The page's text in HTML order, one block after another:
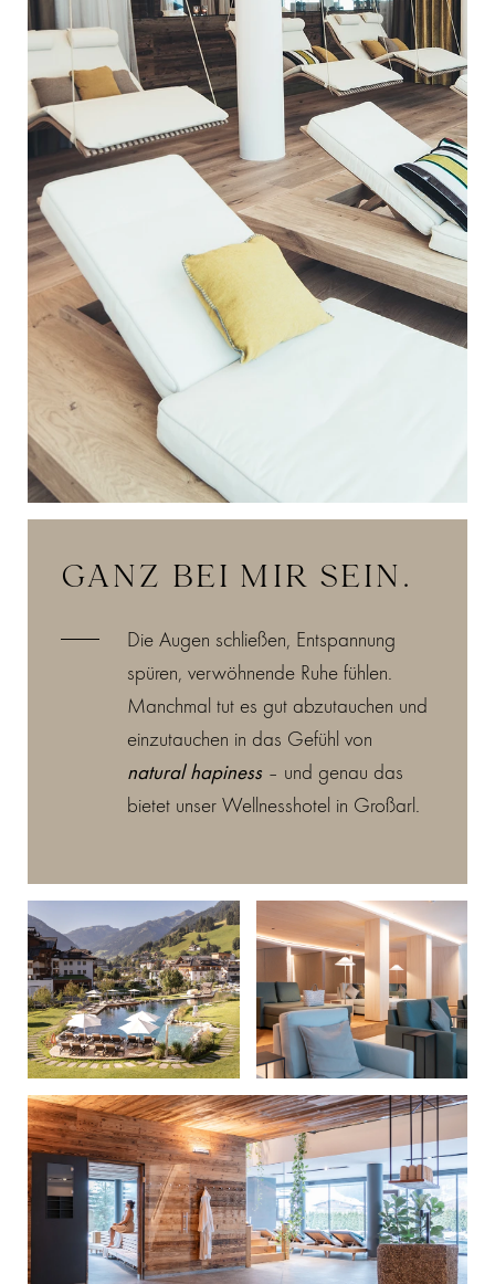
GANZ BEI MIR SEIN.
Die Augen schließen, Entspannung
spüren, verwöhnende Ruhe fühlen.
Manchmal tut es gut abzutauchen und
einzutauchen in das Gefühl von
natural hapiness – und genau das
bietet unser Wellnesshotel in Großarl.